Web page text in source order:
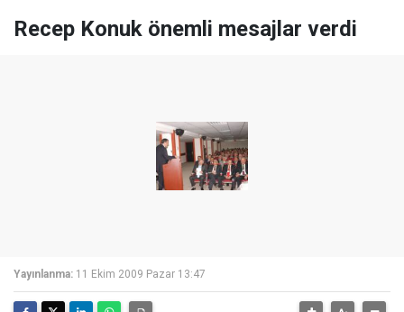
Recep Konuk önemli mesajlar verdi
Yayınlanma: 11 Ekim 2009 Pazar 13:47